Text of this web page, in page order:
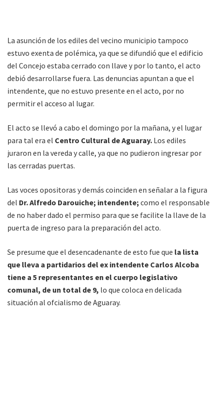
La asunción de los ediles del vecino municipio tampoco
estuvo exenta de polémica, ya que se difundió que el edificio
del Concejo estaba cerrado con llave y por lo tanto, el acto
debió desarrollarse fuera. Las denuncias apuntan a que el
intendente, que no estuvo presente en el acto, por no
permitir el acceso al lugar.
El acto se llevó a cabo el domingo por la mañana, y el lugar
para tal era el Centro Cultural de Aguaray. Los ediles
juraron en la vereda y calle, ya que no pudieron ingresar por
las cerradas puertas.
Las voces opositoras y demás coinciden en señalar a la figura
del Dr. Alfredo Darouiche; intendente; como el responsable
de no haber dado el permiso para que se facilite la llave de la
puerta de ingreso para la preparación del acto.
Se presume que el desencadenante de esto fue que la lista
que lleva a partidarios del ex intendente Carlos Alcoba
tiene a 5 representantes en el cuerpo legislativo
comunal, de un total de 9, lo que coloca en delicada
situación al ofcialismo de Aguaray.